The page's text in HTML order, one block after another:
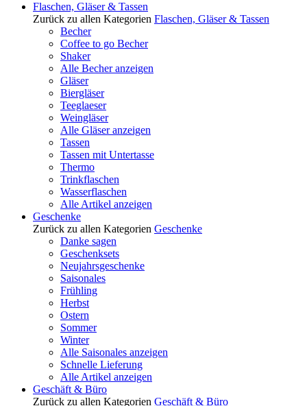
Flaschen, Gläser & Tassen
Zurück zu allen Kategorien Flaschen, Gläser & Tassen
Becher
Coffee to go Becher
Shaker
Alle Becher anzeigen
Gläser
Biergläser
Teeglaeser
Weingläser
Alle Gläser anzeigen
Tassen
Tassen mit Untertasse
Thermo
Trinkflaschen
Wasserflaschen
Alle Artikel anzeigen
Geschenke
Zurück zu allen Kategorien Geschenke
Danke sagen
Geschenksets
Neujahrsgeschenke
Saisonales
Frühling
Herbst
Ostern
Sommer
Winter
Alle Saisonales anzeigen
Schnelle Lieferung
Alle Artikel anzeigen
Geschäft & Büro
Zurück zu allen Kategorien Geschäft & Büro